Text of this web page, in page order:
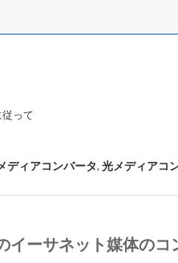
って
ディアコンバータ,光メディアコ
イーサネット媒体のコ